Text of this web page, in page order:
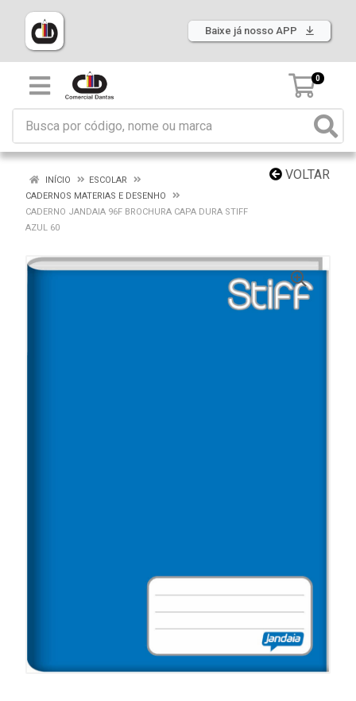
Baixe já nosso APP
0
VOLTAR
INÍCIO
ESCOLAR
CADERNOS MATERIAS E DESENHO
CADERNO JANDAIA 96F BROCHURA CAPA DURA STIFF
AZUL 60